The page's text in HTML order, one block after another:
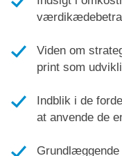
Viden om
print som
Indblik i de
at anvende de